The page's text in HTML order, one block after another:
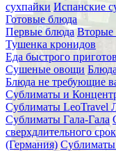
сухпайки Испанские
Готовые блюда
Первые блюда Вторые
Тушенка кронидов
Еда быстрого
Сушеные овощи
Блюда не требующие
Сублиматы и
Сублиматы LeoTravel
Сублиматы Гала-Гала
сверхдлительного
(Германия)